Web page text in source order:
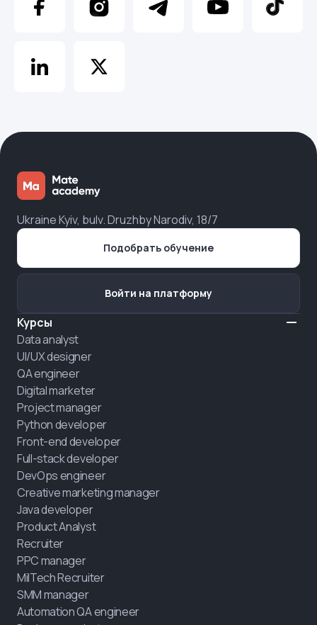
Ukraine Kyiv, bulv. Druzhby Narodiv, 18/7
Курсы
Data analyst
UI/UX designer
QA engineer
Digital marketer
Project manager
Python developer
Front-end developer
Full-stack developer
DevOps engineer
Creative marketing manager
Java developer
Product Analyst
Recruiter
PPC manager
MilTech Recruiter
SMM manager
Automation QA engineer
Подобрать обучение
Войти на платформу